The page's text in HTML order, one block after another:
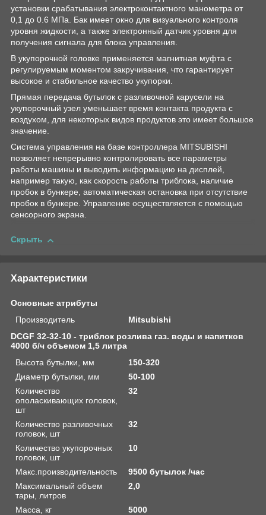
установки срабатывания электроконтактного манометра от
0,1 до 0.6 МПа. Бак имеет окно для визуального контроля
уровня жидкости, а также электронный датчик уровня для
получения сигнала для блока управления.
В укупорочной головке применяется магнитная муфта с
регулируемым моментом закручивания, что гарантирует
высокое и стабильное качество укупорки.
Прямая передача бутылок с разливочной карусели на
укупорочный узел уменьшает время контакта продукта с
воздухом, для некоторых видов продуктов это имеет большое
значение.
Система управления на базе контроллера MITSUBISHI
позволяет непрерывно контролировать все параметры
работы машины и выводить информацию на дисплей,
например такую, как скорость работы триблока, наличие
пробок в бункере, автоматическая остановка при отсутствие
пробок в бункере. Управление осуществляется с помощью
сенсорного экрана.
Скрыть
Характеристики
Основные атрибуты
Производитель
Mitsubishi
DСGF 32-32-10 - триблок розлива газ. воды и напитков
4000 б/ч объемом 1,5 литра
Высота бутылки, мм
150-320
Диаметр бутылки, мм
50-100
Количество
ополаскивающих головок,
шт
32
Количество разливочных
головок, шт
32
Количество укупорочных
головок, шт
10
Макс.производительность
9500 бутылок /час
Максимальный объем
тары, литров
2,0
Масса, кг
5000